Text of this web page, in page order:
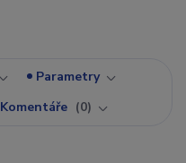
Parametry
Komentáře 0